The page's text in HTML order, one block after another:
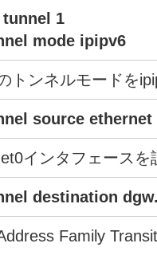
1
mode ipipv6
トンネルモードを
source ethernet
インタフェースを
destination
Family